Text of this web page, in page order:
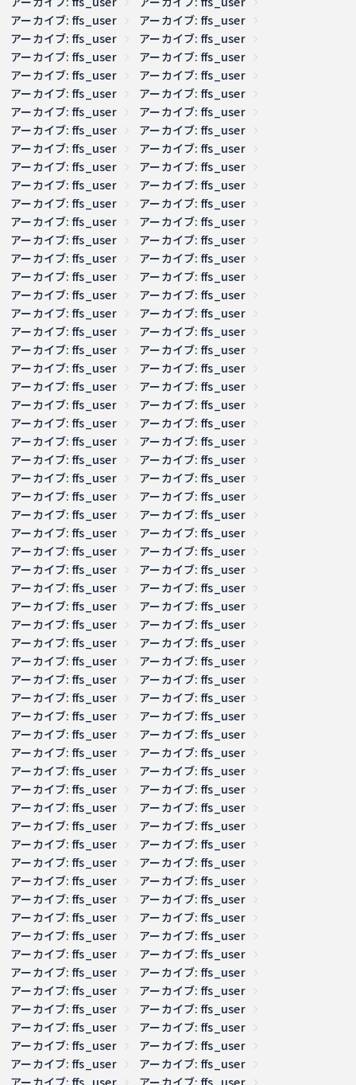
アーカイブ: ffs_user
アーカイブ: ffs_user
アーカイブ: ffs_user
アーカイブ: ffs_user
アーカイブ: ffs_user
アーカイブ: ffs_user
アーカイブ: ffs_user
アーカイブ: ffs_user
アーカイブ: ffs_user
アーカイブ: ffs_user
アーカイブ: ffs_user
アーカイブ: ffs_user
アーカイブ: ffs_user
アーカイブ: ffs_user
アーカイブ: ffs_user
アーカイブ: ffs_user
アーカイブ: ffs_user
アーカイブ: ffs_user
アーカイブ: ffs_user
アーカイブ: ffs_user
アーカイブ: ffs_user
アーカイブ: ffs_user
アーカイブ: ffs_user
アーカイブ: ffs_user
アーカイブ: ffs_user
アーカイブ: ffs_user
アーカイブ: ffs_user
アーカイブ: ffs_user
アーカイブ: ffs_user
アーカイブ: ffs_user
アーカイブ: ffs_user
アーカイブ: ffs_user
アーカイブ: ffs_user
アーカイブ: ffs_user
アーカイブ: ffs_user
アーカイブ: ffs_user
アーカイブ: ffs_user
アーカイブ: ffs_user
アーカイブ: ffs_user
アーカイブ: ffs_user
アーカイブ: ffs_user
アーカイブ: ffs_user
アーカイブ: ffs_user
アーカイブ: ffs_user
アーカイブ: ffs_user
アーカイブ: ffs_user
アーカイブ: ffs_user
アーカイブ: ffs_user
アーカイブ: ffs_user
アーカイブ: ffs_user
アーカイブ: ffs_user
アーカイブ: ffs_user
アーカイブ: ffs_user
アーカイブ: ffs_user
アーカイブ: ffs_user
アーカイブ: ffs_user
アーカイブ: ffs_user
アーカイブ: ffs_user
アーカイブ: ffs_user
アーカイブ: ffs_user
アーカイブ: ffs_user
アーカイブ: ffs_user
アーカイブ: ffs_user
アーカイブ: ffs_user
アーカイブ: ffs_user
アーカイブ: ffs_user
アーカイブ: ffs_user
アーカイブ: ffs_user
アーカイブ: ffs_user
アーカイブ: ffs_user
アーカイブ: ffs_user
アーカイブ: ffs_user
アーカイブ: ffs_user
アーカイブ: ffs_user
アーカイブ: ffs_user
アーカイブ: ffs_user
アーカイブ: ffs_user
アーカイブ: ffs_user
アーカイブ: ffs_user
アーカイブ: ffs_user
アーカイブ: ffs_user
アーカイブ: ffs_user
アーカイブ: ffs_user
アーカイブ: ffs_user
アーカイブ: ffs_user
アーカイブ: ffs_user
アーカイブ: ffs_user
アーカイブ: ffs_user
アーカイブ: ffs_user
アーカイブ: ffs_user
アーカイブ: ffs_user
アーカイブ: ffs_user
アーカイブ: ffs_user
アーカイブ: ffs_user
アーカイブ: ffs_user
アーカイブ: ffs_user
アーカイブ: ffs_user
アーカイブ: ffs_user
アーカイブ: ffs_user
アーカイブ: ffs_user
アーカイブ: ffs_user
アーカイブ: ffs_user
アーカイブ: ffs_user
アーカイブ: ffs_user
アーカイブ: ffs_user
アーカイブ: ffs_user
アーカイブ: ffs_user
アーカイブ: ffs_user
アーカイブ: ffs_user
アーカイブ: ffs_user
アーカイブ: ffs_user
アーカイブ: ffs_user
アーカイブ: ffs_user
アーカイブ: ffs_user
アーカイブ: ffs_user
アーカイブ: ffs_user
アーカイブ: ffs_user
アーカイブ: ffs_user